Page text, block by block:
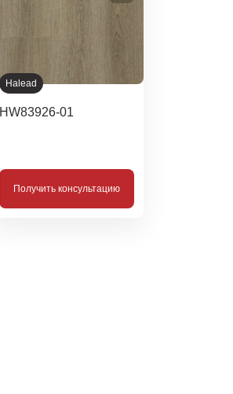
Halead
HW83926-01
Получить консультацию